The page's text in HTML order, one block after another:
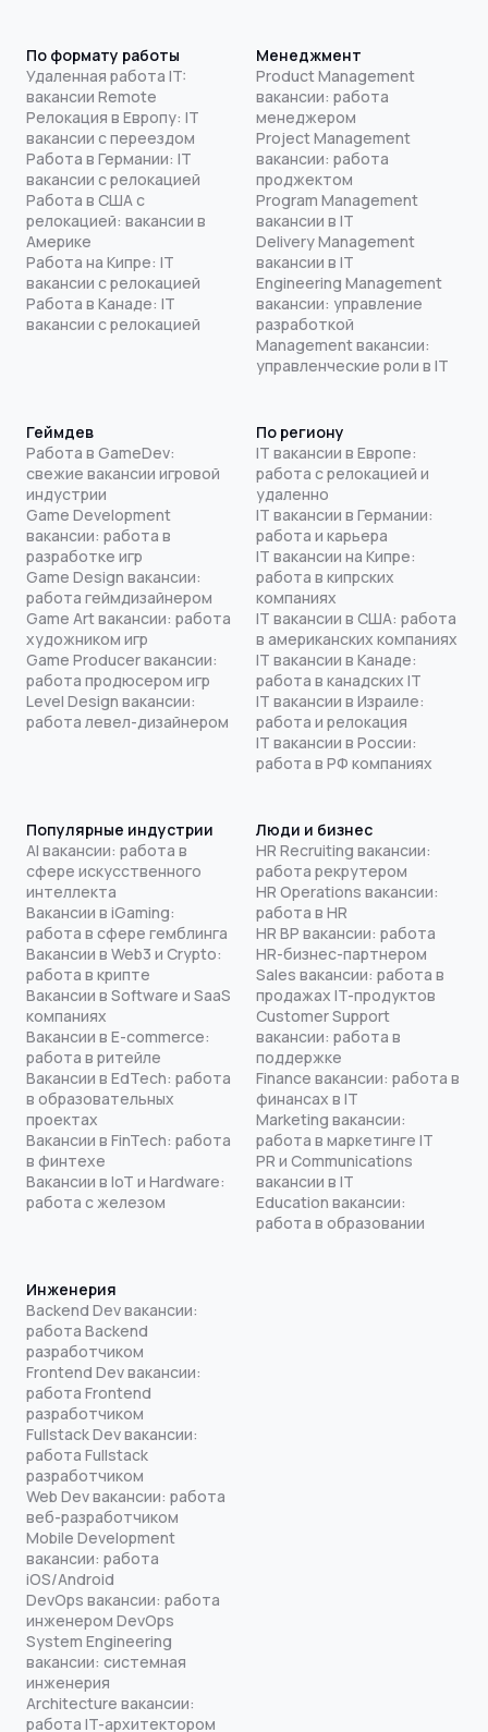
По формату работы
Удаленная работа IT:
вакансии Remote
Релокация в Европу: IT
вакансии с переездом
Работа в Германии: IT
вакансии с релокацией
Работа в США с
релокацией: вакансии в
Америке
Работа на Кипре: IT
вакансии с релокацией
Работа в Канаде: IT
вакансии с релокацией
Менеджмент
Product Management
вакансии: работа
менеджером
Project Management
вакансии: работа
проджектом
Program Management
вакансии в IT
Delivery Management
вакансии в IT
Engineering Management
вакансии: управление
разработкой
Management вакансии:
управленческие роли в IT
Геймдев
Работа в GameDev:
свежие вакансии игровой
индустрии
Game Development
вакансии: работа в
разработке игр
Game Design вакансии:
работа геймдизайнером
Game Art вакансии: работа
художником игр
Game Producer вакансии:
работа продюсером игр
Level Design вакансии:
работа левел-дизайнером
По региону
IT вакансии в Европе:
работа с релокацией и
удаленно
IT вакансии в Германии:
работа и карьера
IT вакансии на Кипре:
работа в кипрских
компаниях
IT вакансии в США: работа
в американских компаниях
IT вакансии в Канаде:
работа в канадских IT
IT вакансии в Израиле:
работа и релокация
IT вакансии в России:
работа в РФ компаниях
Популярные индустрии
AI вакансии: работа в
сфере искусственного
интеллекта
Вакансии в iGaming:
работа в сфере гемблинга
Вакансии в Web3 и Crypto:
работа в крипте
Вакансии в Software и SaaS
компаниях
Вакансии в E-commerce:
работа в ритейле
Вакансии в EdTech: работа
в образовательных
проектах
Вакансии в FinTech: работа
в финтехе
Вакансии в IoT и Hardware:
работа с железом
Люди и бизнес
HR Recruiting вакансии:
работа рекрутером
HR Operations вакансии:
работа в HR
HR BP вакансии: работа
HR-бизнес-партнером
Sales вакансии: работа в
продажах IT-продуктов
Customer Support
вакансии: работа в
поддержке
Finance вакансии: работа в
финансах в IT
Marketing вакансии:
работа в маркетинге IT
PR и Communications
вакансии в IT
Education вакансии:
работа в образовании
Инженерия
Backend Dev вакансии:
работа Backend
разработчиком
Frontend Dev вакансии:
работа Frontend
разработчиком
Fullstack Dev вакансии:
работа Fullstack
разработчиком
Web Dev вакансии: работа
веб-разработчиком
Mobile Development
вакансии: работа
iOS/Android
DevOps вакансии: работа
инженером DevOps
System Engineering
вакансии: системная
инженерия
Architecture вакансии:
работа IT-архитектором